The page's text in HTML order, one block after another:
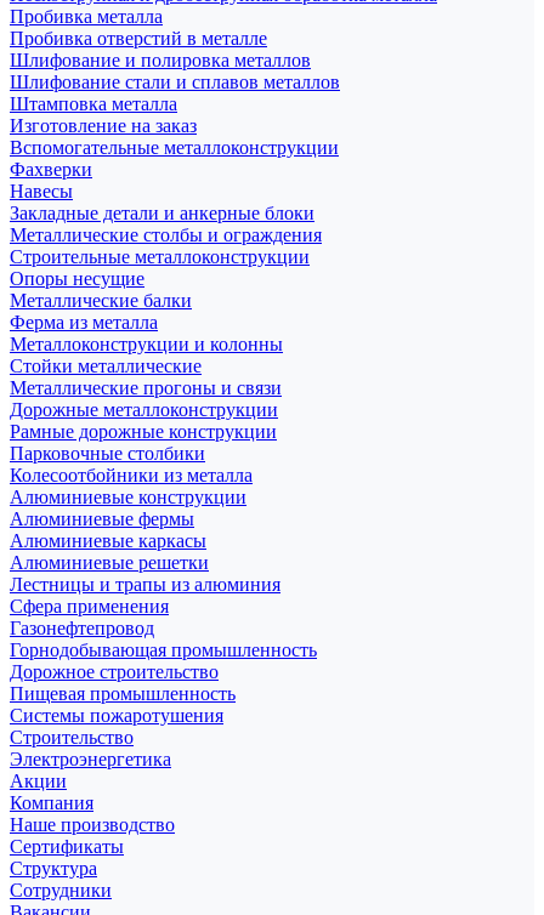
Пробивка металла
Пробивка отверстий в металле
Шлифование и полировка металлов
Шлифование стали и сплавов металлов
Штамповка металла
Изготовление на заказ
Вспомогательные металлоконструкции
Фахверки
Навесы
Закладные детали и анкерные блоки
Металлические столбы и ограждения
Строительные металлоконструкции
Опоры несущие
Металлические балки
Ферма из металла
Металлоконструкции и колонны
Стойки металлические
Металлические прогоны и связи
Дорожные металлоконструкции
Рамные дорожные конструкции
Парковочные столбики
Колесоотбойники из металла
Алюминиевые конструкции
Алюминиевые фермы
Алюминиевые каркасы
Алюминиевые решетки
Лестницы и трапы из алюминия
Сфера применения
Газонефтепровод
Горнодобывающая промышленность
Дорожное строительство
Пищевая промышленность
Системы пожаротушения
Строительство
Электроэнергетика
Акции
Компания
Наше производство
Сертификаты
Структура
Сотрудники